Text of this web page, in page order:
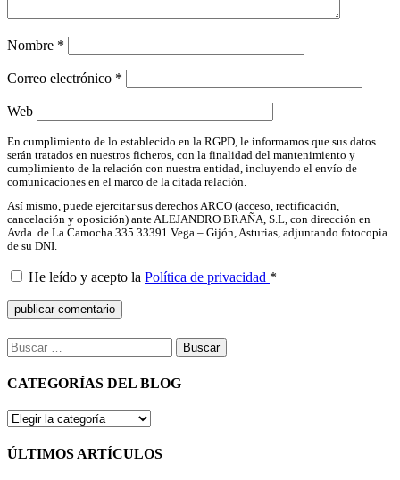
Nombre *
Correo electrónico *
Web
En cumplimiento de lo establecido en la RGPD, le informamos que sus datos
serán tratados en nuestros ficheros, con la finalidad del mantenimiento y
cumplimiento de la relación con nuestra entidad, incluyendo el envío de
comunicaciones en el marco de la citada relación.
Así mismo, puede ejercitar sus derechos ARCO (acceso, rectificación,
cancelación y oposición) ante ALEJANDRO BRAÑA, S.L, con dirección en
Avda. de La Camocha 335 33391 Vega – Gijón, Asturias, adjuntando fotocopia
de su DNI.
He leído y acepto la Política de privacidad *
Buscar:
CATEGORÍAS DEL BLOG
CATEGORÍAS
BLOG
ÚLTIMOS ARTÍCULOS